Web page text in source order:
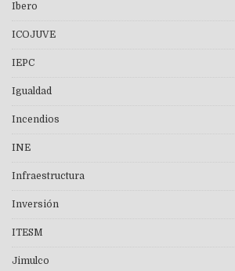
Ibero
ICOJUVE
IEPC
Igualdad
Incendios
INE
Infraestructura
Inversión
ITESM
Jimulco